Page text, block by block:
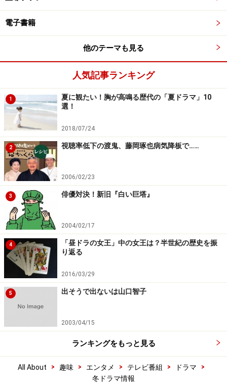
電子書籍
他のテーマも見る
人気記事ランキング
1
夏に観たい！胸が高鳴る歴代の「夏ドラマ」10
選！
2018/07/24
2 視聴率低下の渡鬼、藤岡琢也病気降板で……
2006/02/23
3 俳優対決！新旧『白い巨塔』
2004/02/17
4
「昼ドラの女王」中の女王は？半世紀の歴史を振
り返る
2016/03/29
5 出そうで出ないは山口智子
2003/04/15
ランキングをもっと見る
All About > 趣味 > エンタメ > テレビ番組 > ドラマ
>
冬ドラマ情報